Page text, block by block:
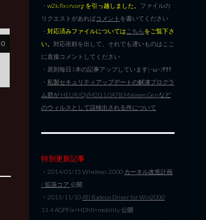
0
・ w2k.flxsrv.org を引っ越しました。 ファイルの
リクエストがあればコメント を書いてください
・ 対応済みファイルについては こちらをご覧下さ
い。 対応依頼を出して、それでも遅いものはここ
に直接コメントしてください
・原則毎日1本の記事アップしています|･ω･)ﾁﾗﾘ
・ 私製セキュリティアップデートの解凍プログラ
ム群が HEUR/QVM20.1.0A7B.Malware.Gen など
のウィルスとして誤検出される件について
特別更新記事
・2014/01/15 Windows 2000 カーネル改造計画
/ 拡張コア 公開
・2013/11/10ATI Radeon Driver for Win2000
13.4 AGPFix+HDMI+mobility 公開